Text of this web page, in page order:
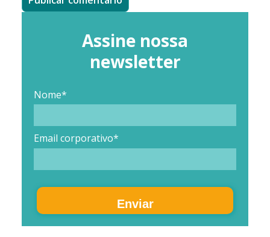
Assine nossa
newsletter
Nome*
Email corporativo*
Enviar